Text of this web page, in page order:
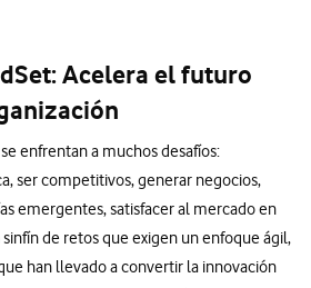
Acelera el futuro
enfrentan a muchos desafíos:
ser competitivos, generar negocios,
emergentes, satisfacer al mercado en
de retos que exigen un enfoque ágil,
han llevado a convertir la innovación